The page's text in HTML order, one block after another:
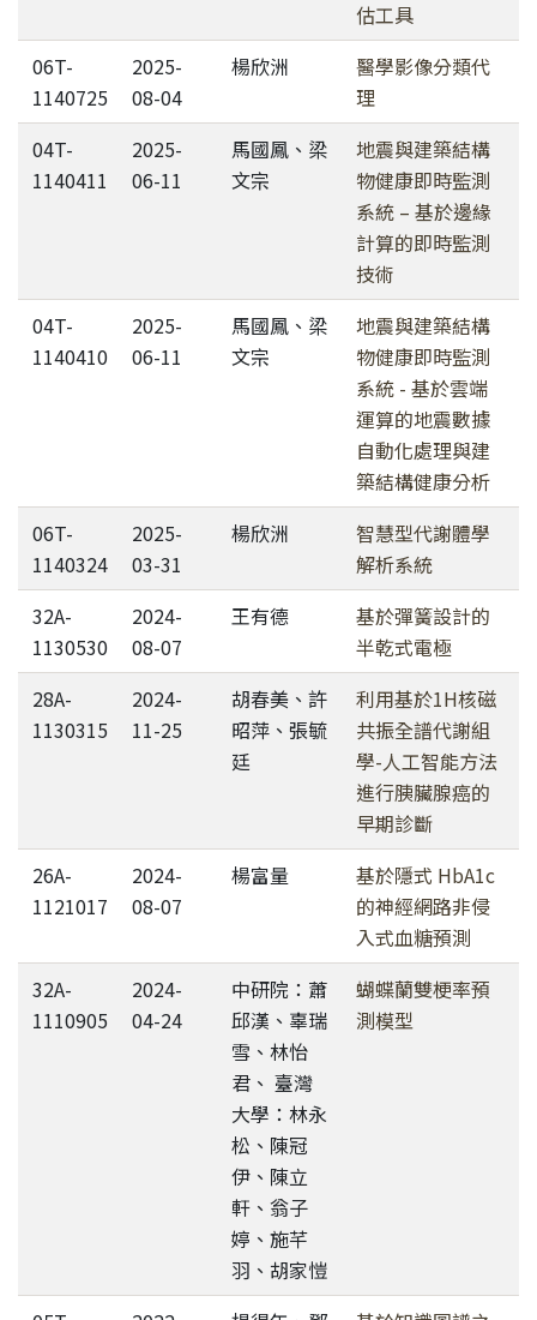
估工具
06T-
1140725
2025-
08-04
楊欣洲
醫學影像分類代
理
04T-
1140411
2025-
06-11
馬國鳳、梁
文宗
地震與建築結構
物健康即時監測
系統 – 基於邊緣
計算的即時監測
技術
04T-
1140410
2025-
06-11
馬國鳳、梁
文宗
地震與建築結構
物健康即時監測
系統 - 基於雲端
運算的地震數據
自動化處理與建
築結構健康分析
06T-
1140324
2025-
03-31
楊欣洲
智慧型代謝體學
解析系統
32A-
1130530
2024-
08-07
王有德
基於彈簧設計的
半乾式電極
28A-
1130315
2024-
11-25
胡春美、許
昭萍、張毓
廷
利用基於1H核磁
共振全譜代謝組
學-人工智能方法
進行胰臟腺癌的
早期診斷
26A-
1121017
2024-
08-07
楊富量
基於隱式 HbA1c
的神經網路非侵
入式血糖預測
32A-
1110905
2024-
04-24
中研院：蕭
邱漢、辜瑞
雪、林怡
君、 臺灣
大學：林永
松、陳冠
伊、陳立
軒、翁子
婷、施芊
羽、胡家愷
蝴蝶蘭雙梗率預
測模型